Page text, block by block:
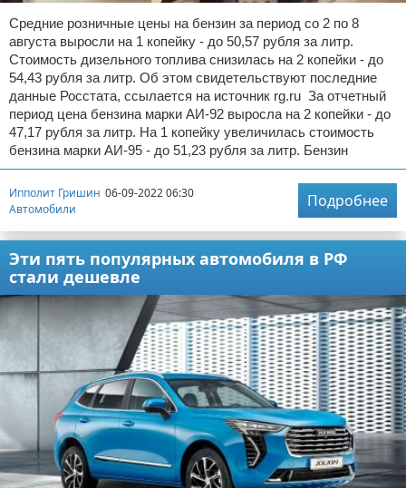
Средние розничные цены на бензин за период со 2 по 8
августа выросли на 1 копейку - до 50,57 рубля за литр.
Стоимость дизельного топлива снизилась на 2 копейки - до
54,43 рубля за литр. Об этом свидетельствуют последние
данные Росстата, ссылается на источник rg.ru За отчетный
период цена бензина марки АИ-92 выросла на 2 копейки - до
47,17 рубля за литр. На 1 копейку увеличилась стоимость
бензина марки АИ-95 - до 51,23 рубля за литр. Бензин
Ипполит Гришин 06-09-2022 06:30
Автомобили
Подробнее
Эти пять популярных автомобиля в РФ
стали дешевле